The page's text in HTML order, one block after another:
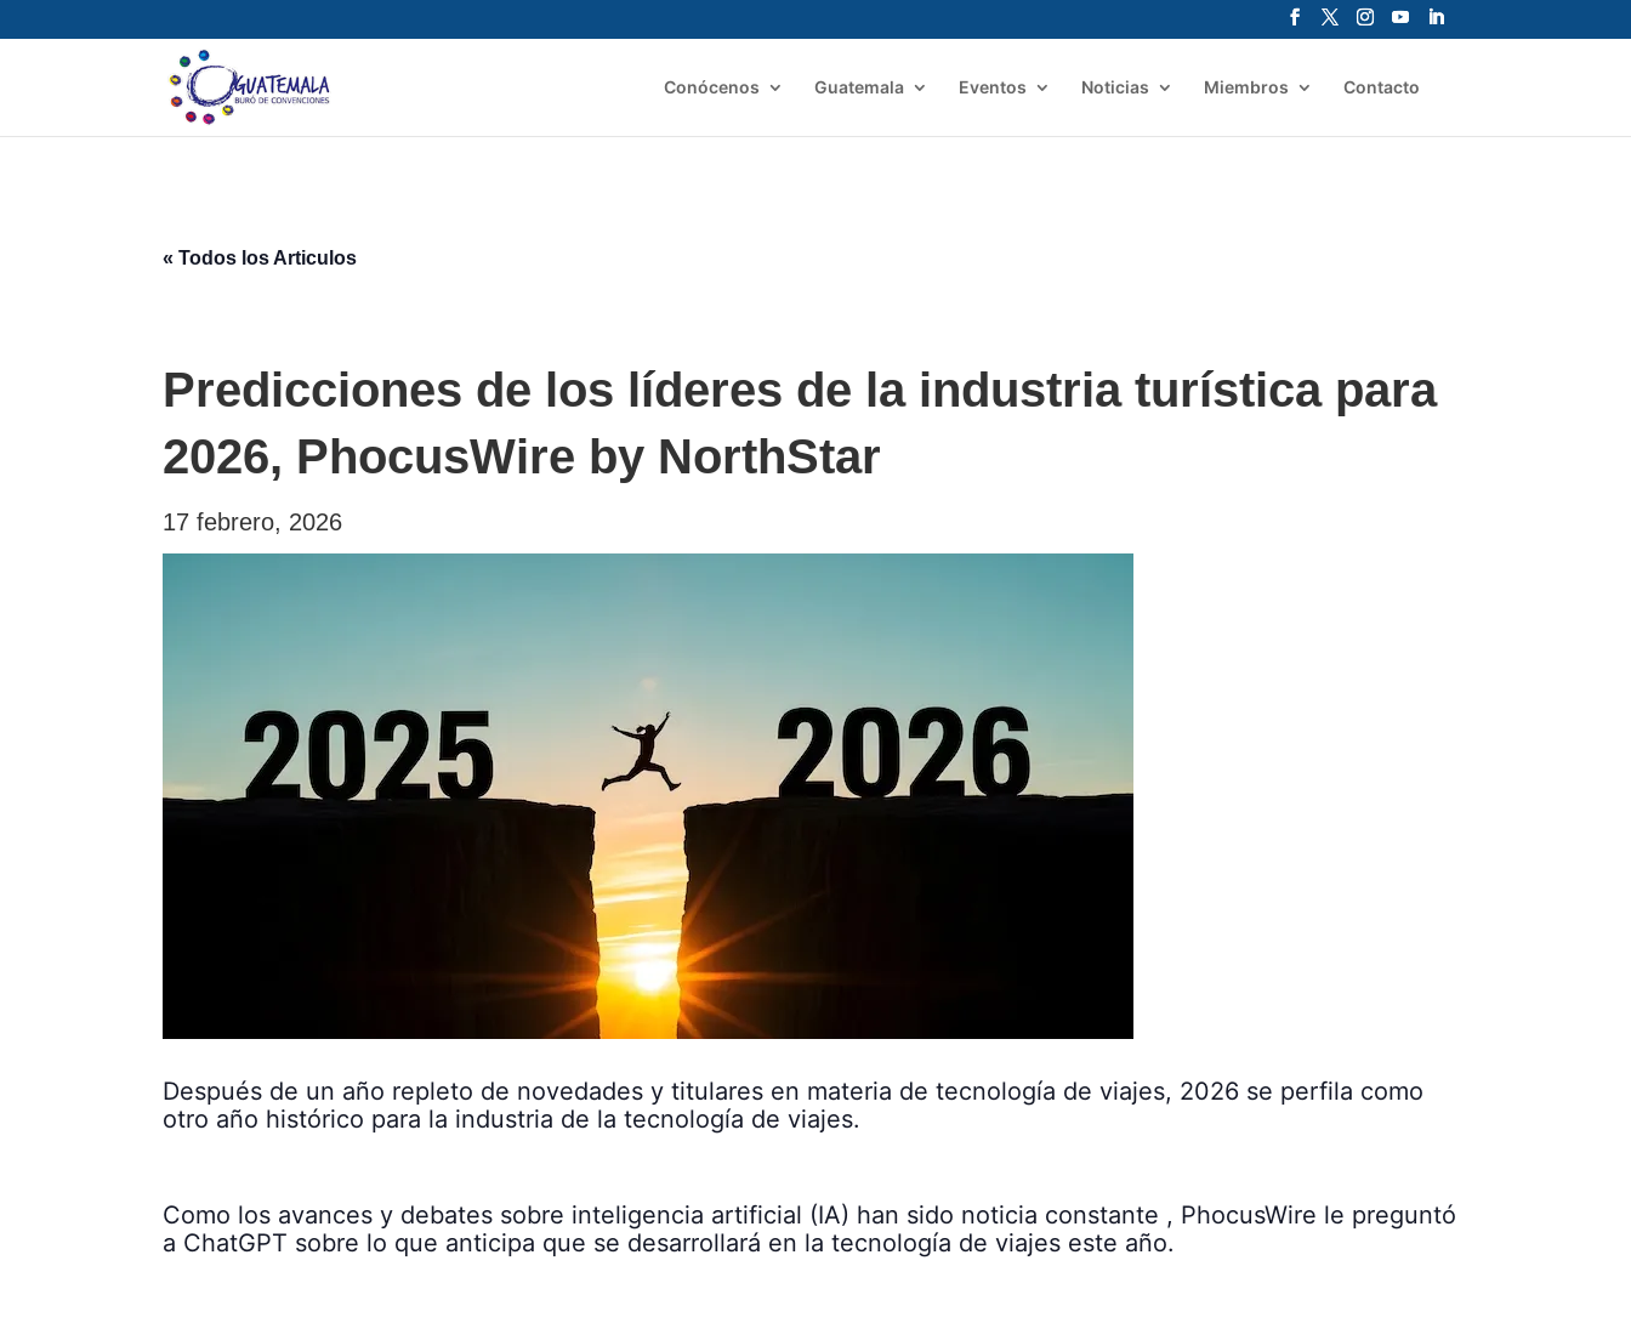
Conócenos Guatemala Eventos Noticias Miembros Contacto
« Todos los Articulos
Predicciones de los líderes de la industria turística para
2026, PhocusWire by NorthStar
17 febrero, 2026
Después de un año repleto de novedades y titulares en materia de tecnología de viajes, 2026 se perfila como
otro año histórico para la industria de la tecnología de viajes.
Como los avances y debates sobre inteligencia artificial (IA) han sido noticia constante , PhocusWire le preguntó
a ChatGPT sobre lo que anticipa que se desarrollará en la tecnología de viajes este año.